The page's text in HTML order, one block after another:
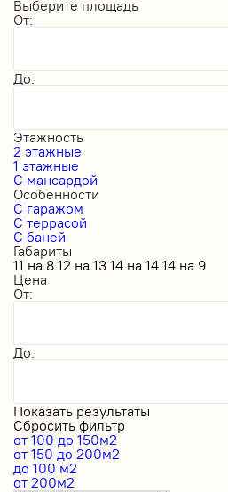
Выберите площадь
От:
До:
Этажность
2 этажные
1 этажные
С мансардой
Особенности
С гаражом
С террасой
С баней
Габариты
11 на 8 12 на 13 14 на 14 14 на 9
Цена
От:
До:
Показать результаты
Сбросить фильтр
от 100 до 150м2
от 150 до 200м2
до 100 м2
от 200м2